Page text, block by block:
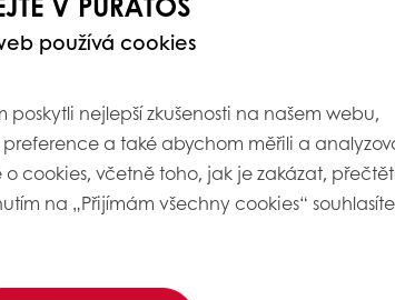
POHODĚ
V lidském těle lze nalézt více
střevech jich je celých 90 % z
systém. Není tedy žádným
diverzitou mikroorganismů a
„špatnými“ bakteriemi
související s celkovým zdravím.
Spokojený mikrobiom pro
používá cookies
nejlepší zkušenosti na našem webu,
a také abychom měřili a
cookies, včetně toho, jak je zakázat,
na „Přijímám všechny cookies“